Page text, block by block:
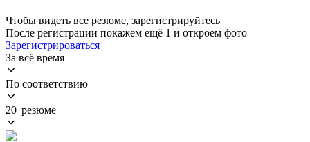
Чтобы видеть все резюме, зарегистрируйтесь
После регистрации покажем ещё 1 и откроем фото
Зарегистрироваться
За всё время
По соответствию
20 резюме